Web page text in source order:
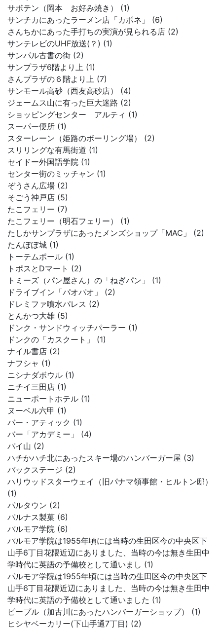
サボテン（岡本 お好み焼き） (1)
サンチカにあったラーメン店「カポネ」 (6)
さんちかにあった手打ちの実演が見られる店 (2)
サンテレビのUHF放送(？) (1)
サンパル古書の街 (2)
サンプラザ6階より上 (1)
さんプラザの６階より上 (7)
サンモール高砂（西友高砂店） (4)
ジェームス山に有った巨大迷路 (2)
ショッピングセンター アルティ (1)
スーパー便所 (1)
スターレーン（姫路のボーリング場） (2)
スリリングな有馬街道 (1)
セイドー外国語学院 (1)
センター街のミッチャン (1)
ぞうさん広場 (2)
そごう神戸店 (5)
たこフェリー (7)
たこフェリー（明石フェリー） (1)
たしかサンプラザにあったメンズショップ「MAC」 (2)
たんぽぽ城 (1)
トーテムポール (1)
トポスとDマート (2)
トミーズ（パン屋さん）の「ねぎパン」 (1)
ドライブイン「パオパオ」 (2)
ドレミファ噴水パレス (2)
とんかつ大雄 (5)
ドンク・サンドウィッチパーラー (1)
ドンクの「カスクート」 (1)
ナイル書店 (2)
ナフシャ (1)
ニシナダボウル (1)
ニチイ三田店 (1)
ニューポートホテル (1)
ヌーベル六甲 (1)
バー・アティック (1)
バー「アカデミー」 (4)
パイ山 (2)
ハチかハチ北にあったスキー場のハンバーガー屋 (3)
バックステージ (2)
ハリウッドスターウェイ（旧パナマ領事館・ヒルトン邸）
(1)
パルタウン (2)
パルナス製菓 (6)
パルモア学院 (6)
パルモア学院は1955年頃には当時の生田区今の中央区下
山手6丁目花隈近辺にありました、当時の今は無き生田中
学時代に英語の予備校として通いまし (1)
パルモア学院は1955年頃には当時の生田区今の中央区下
山手6丁目花隈近辺にありました、当時の今は無き生田中
学時代に英語の予備校として通いました (1)
ピープル（加古川にあったハンバーガーショップ） (1)
ヒシヤベーカリー(下山手通7丁目) (2)